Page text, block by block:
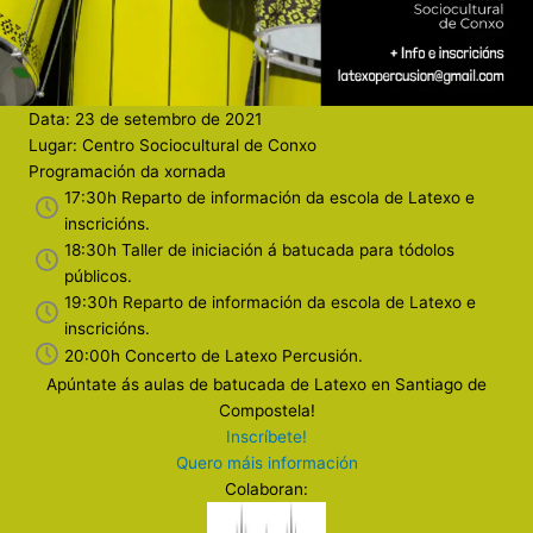
Data: 23 de setembro de 2021
Lugar: Centro Sociocultural de Conxo
Programación da xornada
17:30h Reparto de información da escola de Latexo e
inscricións.
18:30h Taller de iniciación á batucada para tódolos
públicos.
19:30h Reparto de información da escola de Latexo e
inscricións.
20:00h Concerto de Latexo Percusión.
Apúntate ás aulas de batucada de Latexo en Santiago de
Compostela!
Inscríbete!
Quero máis información
Colaboran: